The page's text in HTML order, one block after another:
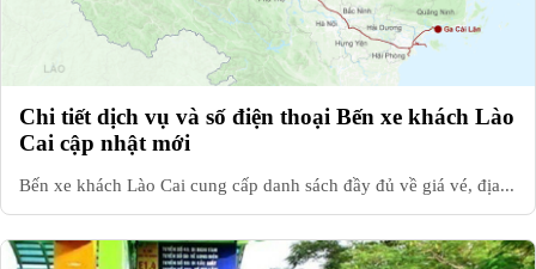
Chi tiết dịch vụ và số điện thoại Bến xe khách Lào
Cai cập nhật mới
Bến xe khách Lào Cai cung cấp danh sách đầy đủ về giá vé, địa...